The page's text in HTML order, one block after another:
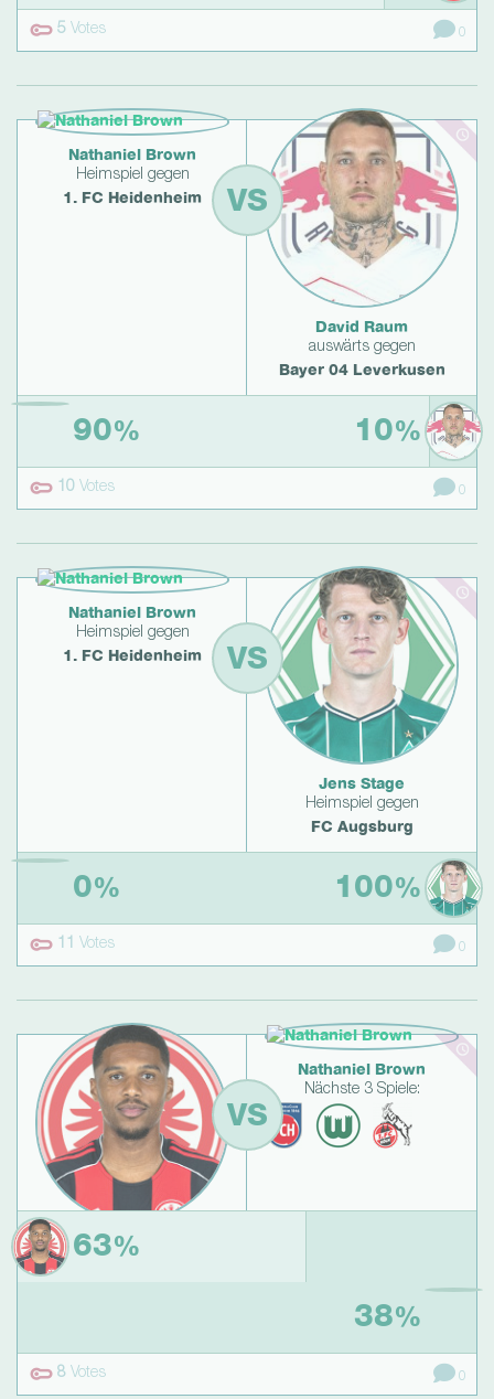
5 Votes 0
Nathaniel Brown
Heimspiel gegen
1. FC Heidenheim
VS
David Raum
auswärts gegen
Bayer 04 Leverkusen
90% 10%
10 Votes 0
Nathaniel Brown
Heimspiel gegen
1. FC Heidenheim
VS
Jens Stage
Heimspiel gegen
FC Augsburg
0% 100%
11 Votes 0
Aurèle Amenda
Nächste 3 Spiele:
VS
Nathaniel Brown
Nächste 3 Spiele:
63%
38%
8 Votes 0